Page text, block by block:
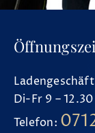
Di-Fr 9 –
Telefon: